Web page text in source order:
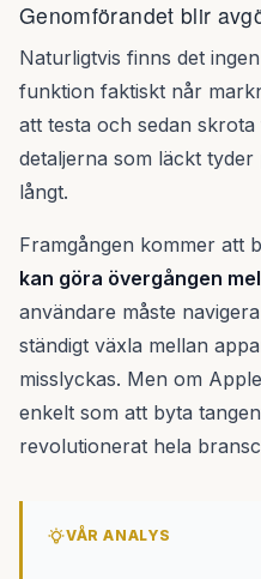
Genomförandet blir
Naturligtvis finns det
funktion faktiskt når
att testa och sedan
detaljerna som läckt
långt.
Framgången kommer att
kan göra övergången
användare måste
ständigt växla mellan
misslyckas. Men om
enkelt som att byta
revolutionerat hela
VÅR ANALYS